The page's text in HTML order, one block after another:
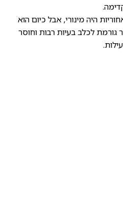
היה מינורי, אבל כיום הוא
לכלב בעיות רבות וחוסר